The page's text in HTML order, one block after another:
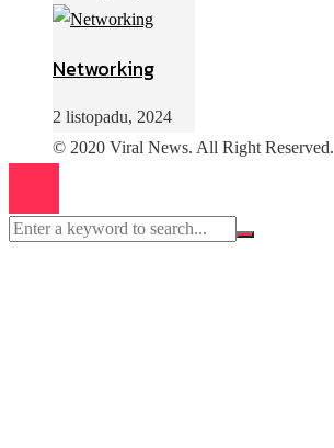
Networking
2 listopadu, 2024
© 2020 Viral News. All Right Reserved.